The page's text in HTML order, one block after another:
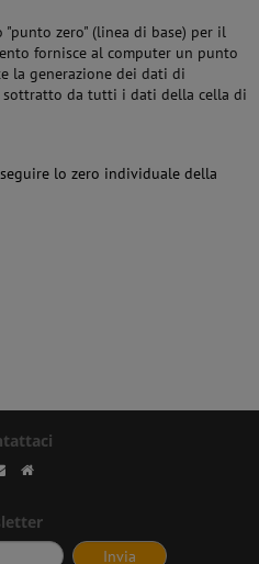
zero" (linea di base) per il
fornisce al computer un punto
la generazione dei dati di
sottratto da tutti i dati della cella di
lo zero individuale della